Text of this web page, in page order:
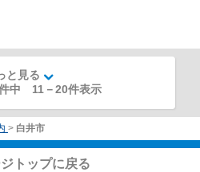
と見る
中 11 －20件表示
> 白井市
トップに戻る